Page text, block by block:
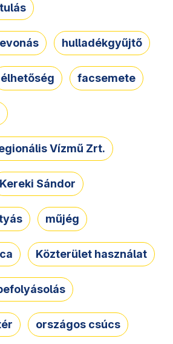
hulladékgyűjtő
élhetőség facsemete
Vízmű Zrt.
Kereki Sándor
műjég
Közterület használat
országos csúcs